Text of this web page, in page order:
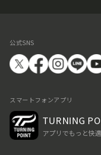
公式SNS
スマートフォンアプリ
TURNING
アプリでもっと快